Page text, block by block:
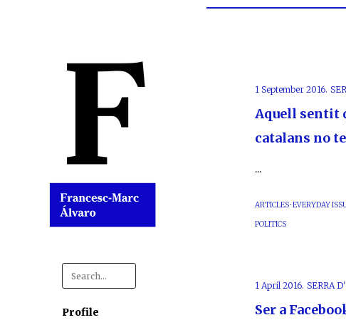
Search
for:
Profile
1 September 2016.
Aquell sentit
catalans no
...
ARTICLES·EVERYDAY
POLITICS
1 April 2016. SERRA
Ser a